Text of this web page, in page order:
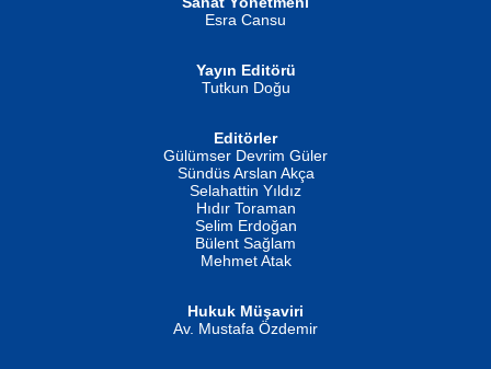
İSMAİL OKUTAN
Erkeklerin Kahrolması Ne Demektir
Evvel Zaman Tanrıçası...
Esra Cansu
Yayın Editörü
Tutkun Doğu
Editörler
Gülümser Devrim Güler
Sündüs Arslan Akça
Selahattin Yıldız
Hıdır Toraman
Selim Erdoğan
Bülent Sağlam
Mehmet Atak
Hukuk Müşaviri
Av. Mustafa Özdemir